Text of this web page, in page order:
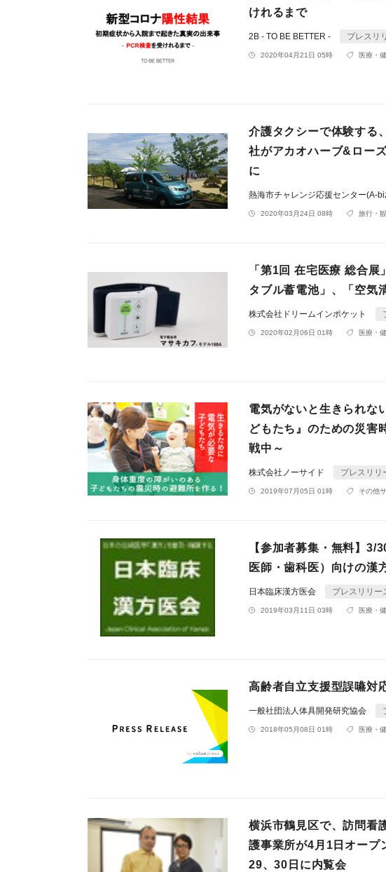
けれるまで
2B - TO BE BETTER - プレスリ
2020年04月21日 05時 医療・
介護タクシーで体験する
社がアカオハーブ&ロー
に
熱海市チャレンジ応援センター(A-
2020年03月24日 08時 旅行・
「第1回 在宅医療 総合
タブル蓄電池」、「空気
株式会社ドリームインポケット
2020年02月06日 01時 医療・
電気がないと生きられな
どもたち』のための災害
戦中～
株式会社ノーサイド プレスリリ
2019年07月05日 01時 その他
【参加者募集・無料】3/
医師・歯科医）向けの漢
日本臨床漢方医会 プレスリリー
2019年03月11日 03時 医療・
高齢者自立支援型誤嚥対
一般社団法人体具開発研究協会
2018年05月08日 01時 医療・
横浜市鶴見区で、訪問看
護事業所が4月1日オープ
29、30日に内覧会